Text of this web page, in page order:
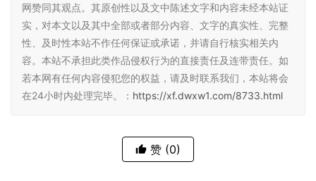
网赞同其观点。其原创性以及文中陈述文字和内容未经本站证
实，对本文以及其中全部或者部分内容、文字的真实性、完整
性、及时性本站不作任何保证或承诺，并请自行核实相关内
容。本站不承担此类作品侵权行为的直接责任及连带责任。如
若本网有任何内容侵犯您的权益，请及时联系我们，本站将会
在24小时内处理完毕。： https://xf.dwxw1.com/8733.html
赞 (0)